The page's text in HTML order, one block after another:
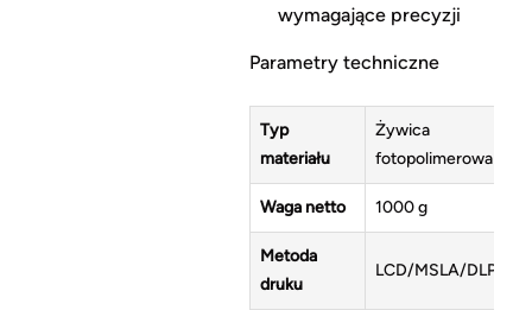
wymagające precyzji
Parametry techniczne
Typ
materiału
Żywica
fotopolimerowa
Waga netto 1000 g
Metoda
druku
LCD/MSLA/DLP